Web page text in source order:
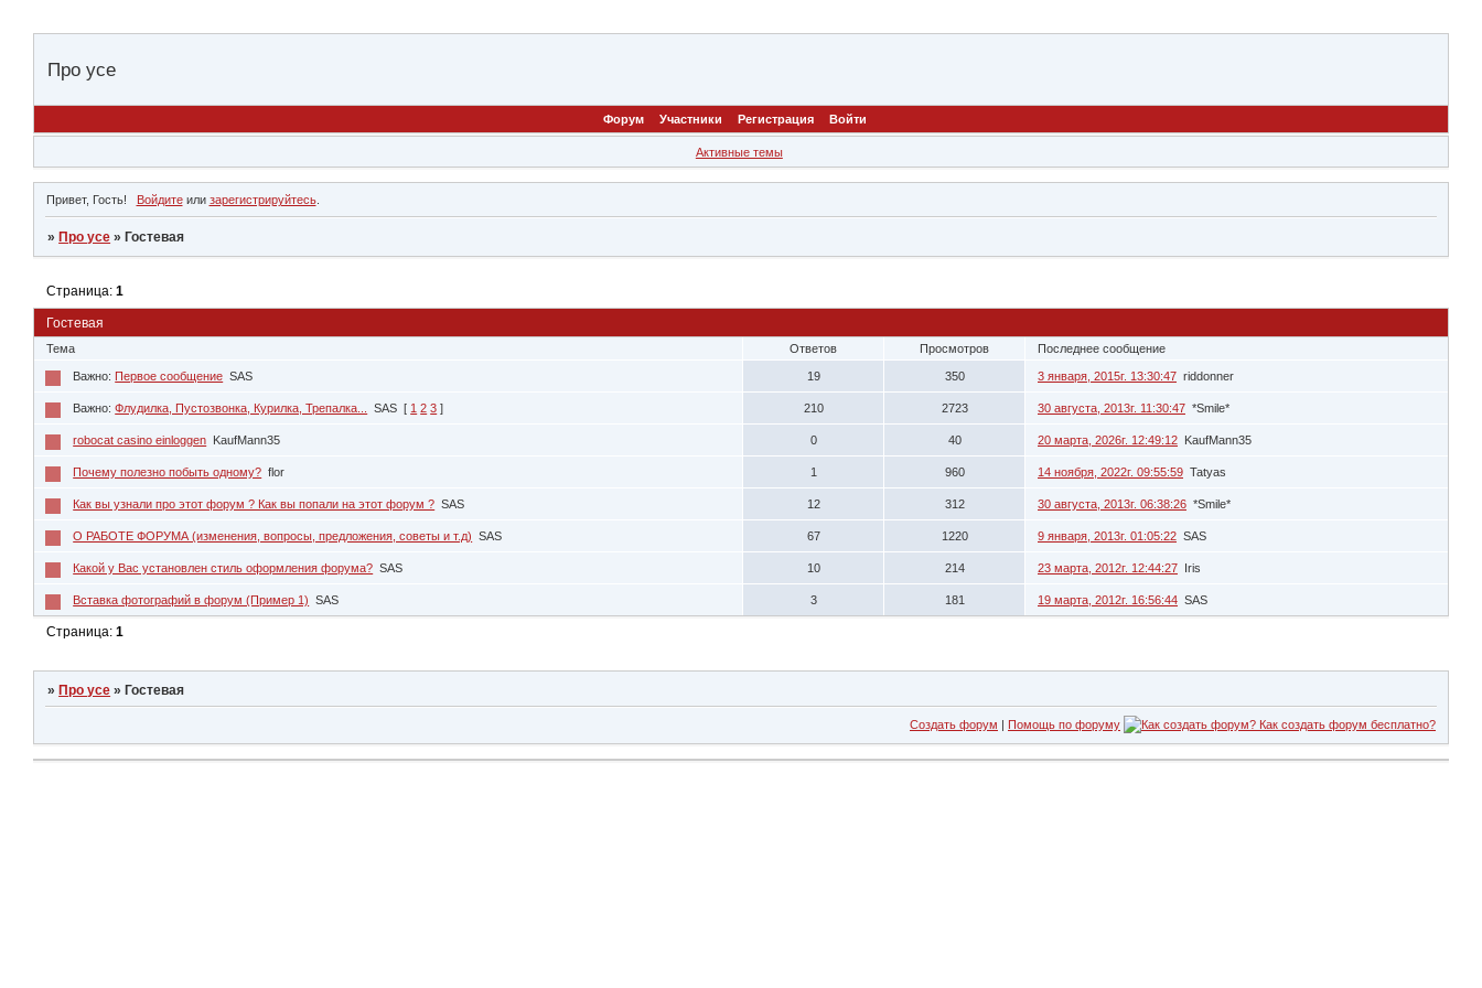
Про усе
Форум Участники Регистрация Войти
Активные темы
Привет, Гость! Войдитеили зарегистрируйтесь.
» Про усе » Гостевая
Гостевая
Страница:1
Тема Ответов Просмотров Последнее сообщение
Важно: Первое сообщение SAS 19 350 3 января, 2015г. 13:30:47 riddonner
Важно: Флудилка, Пустозвонка, Курилка, Трепалка... SAS [ 1 2 3 ] 210 2723 30 августа, 2013г. 11:30:47 *Smile*
robocat casino einloggen KaufMann35 0 40 20 марта, 2026г. 12:49:12 KaufMann35
Почему полезно побыть одному? flor 1 960 14 ноября, 2022г. 09:55:59 Tatyas
Как вы узнали про этот форум ? Как вы попали на этот форум ? SAS 12 312 30 августа, 2013г. 06:38:26 *Smile*
О РАБОТЕ ФОРУМА (изменения, вопросы, предложения, советы и т.д) SAS 67 1220 9 января, 2013г. 01:05:22 SAS
Какой у Вас установлен стиль оформления форума? SAS 10 214 23 марта, 2012г. 12:44:27 Iris
Вставка фотографий в форум (Пример 1) SAS 3 181 19 марта, 2012г. 16:56:44 SAS
Страница:1
»Про усе »Гостевая
Создать форум | Помощь по форуму